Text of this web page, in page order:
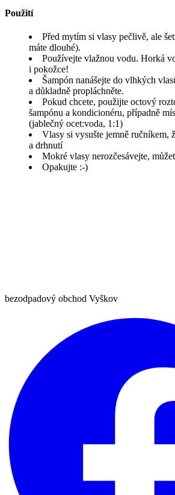
Použití
Před mytím si vlasy pečlivě, ale
máte dlouhé).
Používejte vlažnou vodu. Horká
i pokožce!
Šampón nanášejte do vlhkých
a důkladně propláchněte.
Pokud chcete, použijte octový
šampónu a kondicionéru, případně
(jablečný ocet:voda, 1:1)
Vlasy si vysušte jemně ručníkem,
a drhnutí
Mokré vlasy nerozčesávejte,
Opakujte :-)
bezodpadový obchod Vyškov